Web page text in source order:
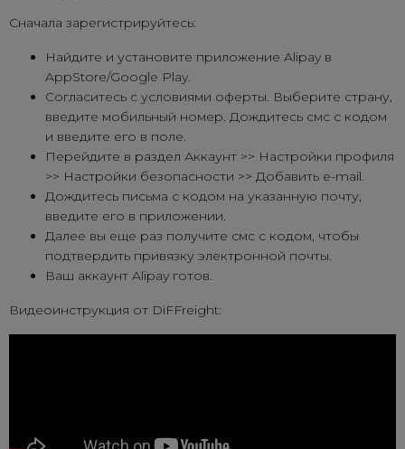
Сначала зарегистрируйтесь:
Найдите и установите приложение Alipay в
AppStore/Google Play.
Согласитесь с условиями оферты. Выберите страну,
введите мобильный номер. Дождитесь смс с кодом
и введите его в поле.
Перейдите в раздел Аккаунт >> Настройки профиля
>> Настройки безопасности >> Добавить e-mail.
Дождитесь письма с кодом на указанную почту,
введите его в приложении.
Далее вы еще раз получите смс с кодом, чтобы
подтвердить привязку электронной почты.
Ваш аккаунт Alipay готов.
Видеоинструкция от DiFFreight: